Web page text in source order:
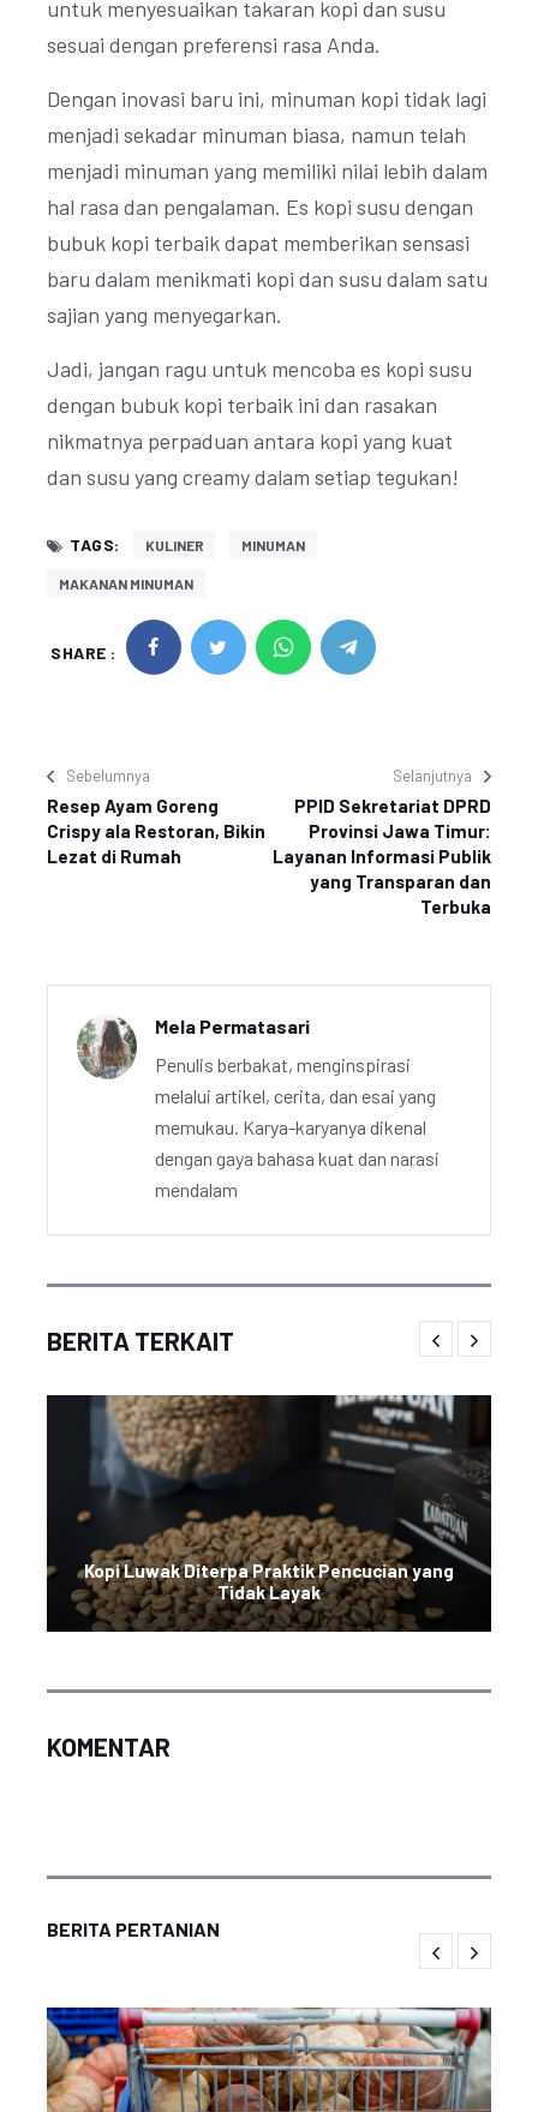
untuk menyesuaikan takaran kopi dan susu
sesuai dengan preferensi rasa Anda.
Dengan inovasi baru ini, minuman kopi tidak lagi
menjadi sekadar minuman biasa, namun telah
menjadi minuman yang memiliki nilai lebih dalam
hal rasa dan pengalaman. Es kopi susu dengan
bubuk kopi terbaik dapat memberikan sensasi
baru dalam menikmati kopi dan susu dalam satu
sajian yang menyegarkan.
Jadi, jangan ragu untuk mencoba es kopi susu
dengan bubuk kopi terbaik ini dan rasakan
nikmatnya perpaduan antara kopi yang kuat
dan susu yang creamy dalam setiap tegukan!
TAGS: KULINER MINUMAN
MAKANAN MINUMAN
SHARE :
Sebelumnya
Resep Ayam Goreng
Crispy ala Restoran, Bikin
Lezat di Rumah
Selanjutnya
PPID Sekretariat DPRD
Provinsi Jawa Timur:
Layanan Informasi Publik
yang Transparan dan
Terbuka
Mela Permatasari
Penulis berbakat, menginspirasi
melalui artikel, cerita, dan esai yang
memukau. Karya-karyanya dikenal
dengan gaya bahasa kuat dan narasi
mendalam
BERITA TERKAIT
Kopi Luwak Diterpa Praktik Pencucian yang
Tidak Layak
KOMENTAR
BERITA PERTANIAN